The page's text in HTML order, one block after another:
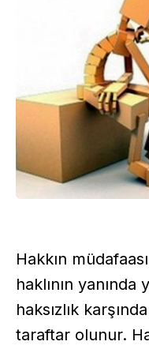
Hakkın
haklının
haksızlık
taraftar olunur.